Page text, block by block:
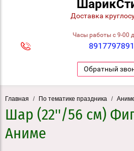
Доставка
Часы работы с 9-00
Обратный
Главная / По тематике праздника /
Шар (22''/56 см)
Аниме